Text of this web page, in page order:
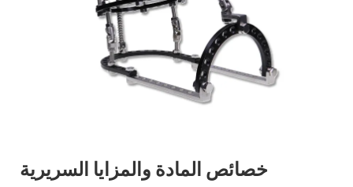
خصائص المادة والمزايا السريرية